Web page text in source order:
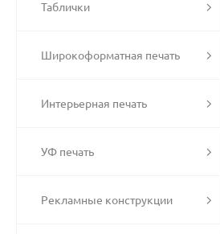
Таблички
Широкоформатная печать
Интерьерная печать
УФ печать
Рекламные конструкции